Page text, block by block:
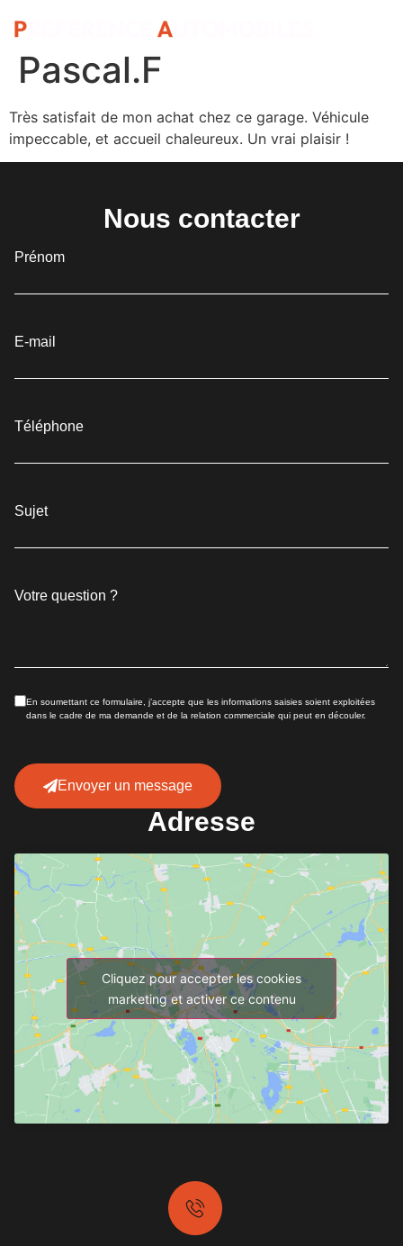
Pascal.F
Très satisfait de mon achat chez ce garage. Véhicule
impeccable, et accueil chaleureux. Un vrai plaisir !
Nous contacter
Prénom
E-mail
Téléphone
Sujet
Votre question ?
En soumettant ce formulaire, j’accepte que les informations saisies soient exploitées
dans le cadre de ma demande et de la relation commerciale qui peut en découler.
Envoyer un message
Adresse
Cliquez pour accepter les cookies
marketing et activer ce contenu